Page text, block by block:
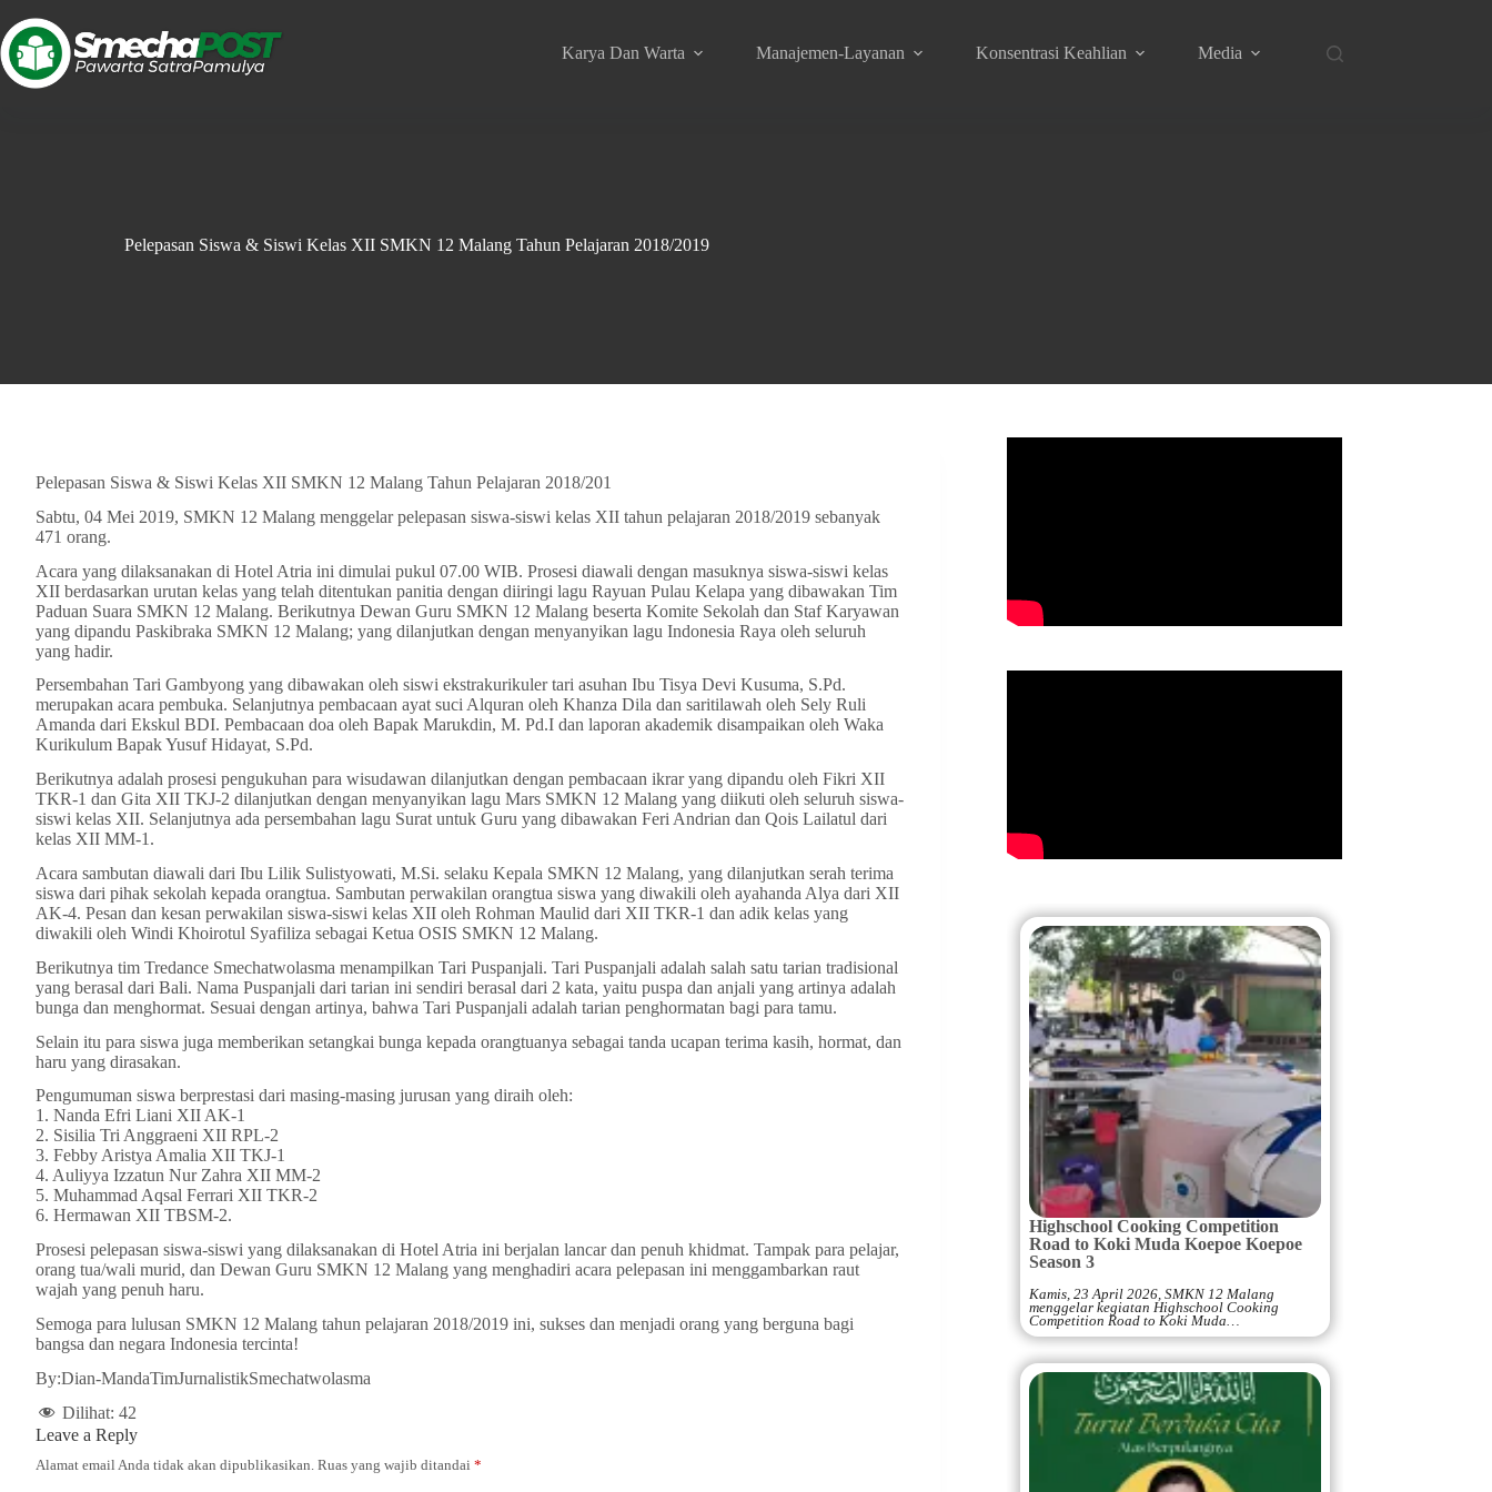
Karya Dan Warta Manajemen-Layanan Konsentrasi Keahlian Media
Pelepasan Siswa & Siswi Kelas XII SMKN 12 Malang Tahun Pelajaran 2018/2019
Pelepasan Siswa & Siswi Kelas XII SMKN 12 Malang Tahun Pelajaran 2018/201
Sabtu, 04 Mei 2019, SMKN 12 Malang menggelar pelepasan siswa-siswi kelas XII tahun pelajaran 2018/2019 sebanyak
471 orang.
Acara yang dilaksanakan di Hotel Atria ini dimulai pukul 07.00 WIB. Prosesi diawali dengan masuknya siswa-siswi kelas
XII berdasarkan urutan kelas yang telah ditentukan panitia dengan diiringi lagu Rayuan Pulau Kelapa yang dibawakan Tim
Paduan Suara SMKN 12 Malang. Berikutnya Dewan Guru SMKN 12 Malang beserta Komite Sekolah dan Staf Karyawan
yang dipandu Paskibraka SMKN 12 Malang; yang dilanjutkan dengan menyanyikan lagu Indonesia Raya oleh seluruh
yang hadir.
Persembahan Tari Gambyong yang dibawakan oleh siswi ekstrakurikuler tari asuhan Ibu Tisya Devi Kusuma, S.Pd.
merupakan acara pembuka. Selanjutnya pembacaan ayat suci Alquran oleh Khanza Dila dan saritilawah oleh Sely Ruli
Amanda dari Ekskul BDI. Pembacaan doa oleh Bapak Marukdin, M. Pd.I dan laporan akademik disampaikan oleh Waka
Kurikulum Bapak Yusuf Hidayat, S.Pd.
Berikutnya adalah prosesi pengukuhan para wisudawan dilanjutkan dengan pembacaan ikrar yang dipandu oleh Fikri XII
TKR-1 dan Gita XII TKJ-2 dilanjutkan dengan menyanyikan lagu Mars SMKN 12 Malang yang diikuti oleh seluruh siswa-
siswi kelas XII. Selanjutnya ada persembahan lagu Surat untuk Guru yang dibawakan Feri Andrian dan Qois Lailatul dari
kelas XII MM-1.
Acara sambutan diawali dari Ibu Lilik Sulistyowati, M.Si. selaku Kepala SMKN 12 Malang, yang dilanjutkan serah terima
siswa dari pihak sekolah kepada orangtua. Sambutan perwakilan orangtua siswa yang diwakili oleh ayahanda Alya dari XII
AK-4. Pesan dan kesan perwakilan siswa-siswi kelas XII oleh Rohman Maulid dari XII TKR-1 dan adik kelas yang
diwakili oleh Windi Khoirotul Syafiliza sebagai Ketua OSIS SMKN 12 Malang.
Berikutnya tim Tredance Smechatwolasma menampilkan Tari Puspanjali. Tari Puspanjali adalah salah satu tarian tradisional
yang berasal dari Bali. Nama Puspanjali dari tarian ini sendiri berasal dari 2 kata, yaitu puspa dan anjali yang artinya adalah
bunga dan menghormat. Sesuai dengan artinya, bahwa Tari Puspanjali adalah tarian penghormatan bagi para tamu.
Selain itu para siswa juga memberikan setangkai bunga kepada orangtuanya sebagai tanda ucapan terima kasih, hormat, dan
haru yang dirasakan.
Pengumuman siswa berprestasi dari masing-masing jurusan yang diraih oleh:
1. Nanda Efri Liani XII AK-1
2. Sisilia Tri Anggraeni XII RPL-2
3. Febby Aristya Amalia XII TKJ-1
4. Auliyya Izzatun Nur Zahra XII MM-2
5. Muhammad Aqsal Ferrari XII TKR-2
6. Hermawan XII TBSM-2.
Prosesi pelepasan siswa-siswi yang dilaksanakan di Hotel Atria ini berjalan lancar dan penuh khidmat. Tampak para pelajar,
orang tua/wali murid, dan Dewan Guru SMKN 12 Malang yang menghadiri acara pelepasan ini menggambarkan raut
wajah yang penuh haru.
Semoga para lulusan SMKN 12 Malang tahun pelajaran 2018/2019 ini, sukses dan menjadi orang yang berguna bagi
bangsa dan negara Indonesia tercinta!
By:Dian-MandaTimJurnalistikSmechatwolasma
Dilihat: 42
Leave a Reply
Alamat email Anda tidak akan dipublikasikan. Ruas yang wajib ditandai *
Highschool Cooking Competition
Road to Koki Muda Koepoe Koepoe
Season 3
Kamis, 23 April 2026, SMKN 12 Malang
menggelar kegiatan Highschool Cooking
Competition Road to Koki Muda…